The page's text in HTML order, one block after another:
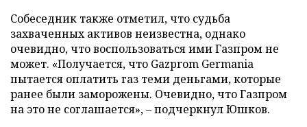
Собеседник также отметил, что судьба
захваченных активов неизвестна, однако
очевидно, что воспользоваться ими Газпром не
может. «Получается, что Gazprom Germania
пытается оплатить газ теми деньгами, которые
ранее были заморожены. Очевидно, что Газпром
на это не соглашается», – подчеркнул Юшков.